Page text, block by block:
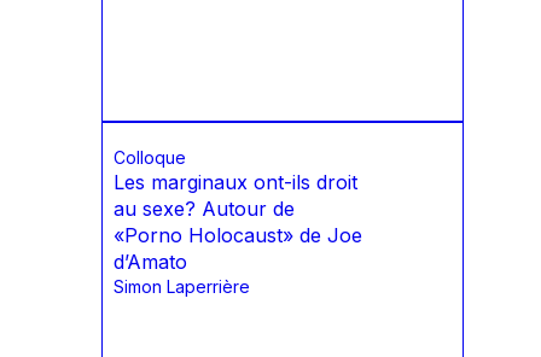
Colloque
Les marginaux ont-ils droit
au sexe? Autour de
«Porno Holocaust» de Joe
d’Amato
Simon Laperrière